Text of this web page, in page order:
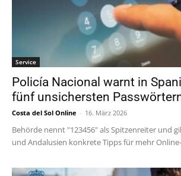
Service
Policía Nacional warnt in
fünf unsichersten
Costa del Sol Online - 16. März 2026
Behörde nennt "123456" als Spitzenreiter und
und Andalusien konkrete Tipps für mehr